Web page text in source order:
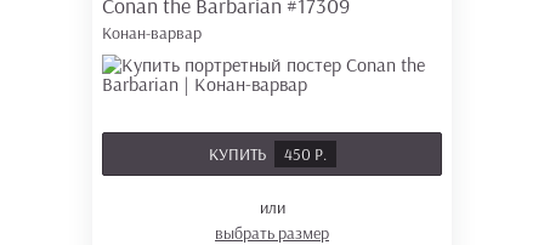
Конан-варвар
КУПИТЬ 450 Р.
или
выбрать размер